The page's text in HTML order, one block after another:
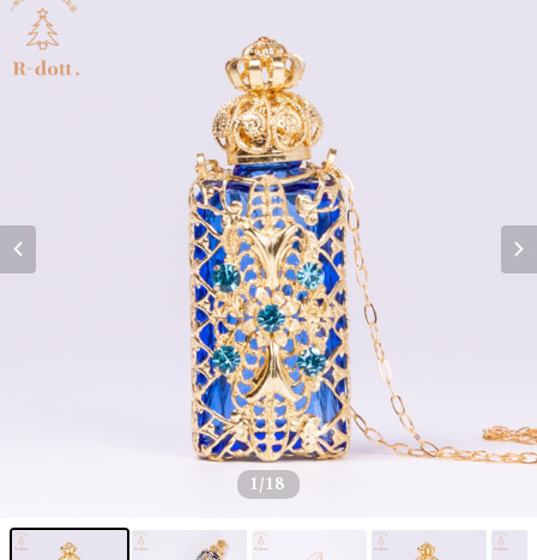
1 /18